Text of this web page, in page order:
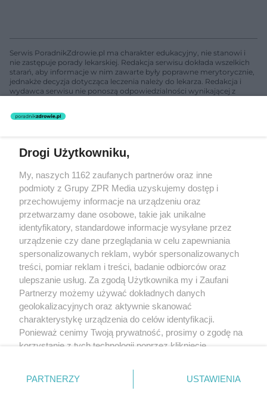
Serwis PoradnikZdrowie.pl ma charakter edukacyjny, nie stanowi i
nie zastępuje porady lekarskiej. Redakcja serwisu dokłada wszelkich
starań, aby informacje w nim zawarte były poprawne merytorycznie,
jednakże decyzja dotycząca leczenia należy do lekarza. Redakcja i
wydawca serwisu nie ponoszą odpowiedzialności wynikającej z
świadczeń zdrowotnych w rozumieniu art. 3 ust 1 ustawy o
rozpowszechniany lub dalej rozpowszechniany w jakikolwiek sposób
(w tym także elektroniczny lub mechaniczny) na jakimkolwiek polu
eksploatacji w jakiejkolwiek formie, włącznie z umieszczaniem w
Internecie bez pisemnej zgody właściciela praw. Jakiekolwiek użycie
lub wykorzystanie utworów w całości lub w części z naruszeniem
prawa, tzn. bez właściwej zgody, jest zabronione pod groźbą kary i
może być ścigane prawnie.
O nas
Informacje prawne
Nasze serwisy
Drogi Użytkowniku,
My, naszych 1162 zaufanych partnerów oraz inne
podmioty z Grupy ZPR Media uzyskujemy dostęp i
przechowujemy informacje na urządzeniu oraz
przetwarzamy dane osobowe, takie jak unikalne
identyfikatory, standardowe informacje wysyłane przez
urządzenie czy dane przeglądania w celu zapewniania
spersonalizowanych reklam, wybór spersonalizowanych
treści, pomiar reklam i treści, badanie odbiorców oraz
ulepszanie usług. Za zgodą Użytkownika my i Zaufani
Partnerzy możemy używać dokładnych danych
geolokalizacyjnych oraz aktywnie skanować
charakterystykę urządzenia do celów identyfikacji.
Ponieważ cenimy Twoją prywatność, prosimy o zgodę na
korzystanie z tych technologii poprzez kliknięcie
zmienić/wycofać klikając przycisk ustawień prywatności
znajdujący się w lewym dolnym rogu strony
PARTNERZY USTAWIENIA